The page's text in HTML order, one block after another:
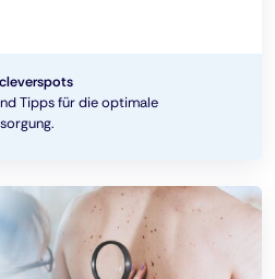
Tipps für die optimale